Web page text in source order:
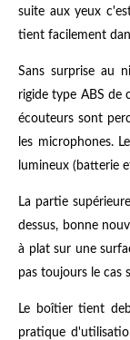
suite aux yeux
tient facilement
Sans surprise au
rigide type ABS de
écouteurs sont
les microphones.
lumineux (batterie
La partie
dessus, bonne
à plat sur une
pas toujours le cas
Le boîtier tient
pratique